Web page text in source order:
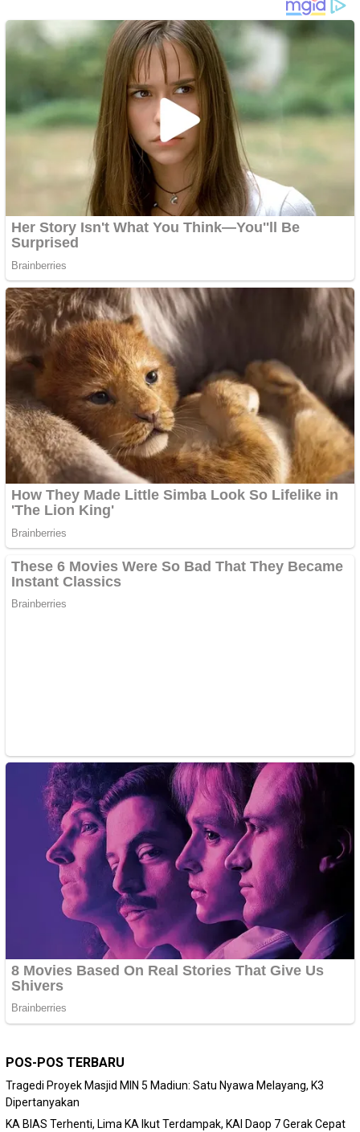
POS-POS TERBARU
Tragedi Proyek Masjid MIN 5 Madiun: Satu Nyawa Melayang, K3
Dipertanyakan
KA BIAS Terhenti, Lima KA Ikut Terdampak, KAI Daop 7 Gerak Cepat